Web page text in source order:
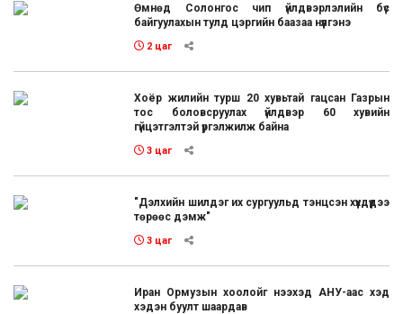
Өмнөд Солонгос чип үйлдвэрлэлийн бүс
байгуулахын тулд цэргийн баазаа нүүлгэнэ
2 цаг
Хоёр жилийн турш 20 хувьтай гацсан Газрын
тос боловсруулах үйлдвэр 60 хувийн
гүйцэтгэлтэй үргэлжилж байна
3 цаг
"Дэлхийн шилдэг их сургуульд тэнцсэн хүүхдүүдээ
төрөөс дэмж"
3 цаг
Иран Ормузын хоолойг нээхэд АНУ-аас хэд
хэдэн буулт шаардав